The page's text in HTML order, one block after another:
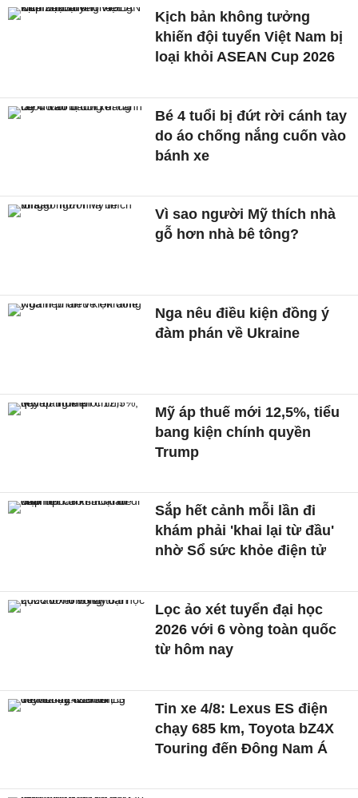
Kịch bản không tưởng
khiến đội tuyển Việt Nam bị
loại khỏi ASEAN Cup 2026
Bé 4 tuổi bị đứt rời cánh tay
do áo chống nắng cuốn vào
bánh xe
Vì sao người Mỹ thích nhà
gỗ hơn nhà bê tông?
Nga nêu điều kiện đồng ý
đàm phán về Ukraine
Mỹ áp thuế mới 12,5%, tiểu
bang kiện chính quyền
Trump
Sắp hết cảnh mỗi lần đi
khám phải 'khai lại từ đầu'
nhờ Sổ sức khỏe điện tử
Lọc ảo xét tuyển đại học
2026 với 6 vòng toàn quốc
từ hôm nay
Tin xe 4/8: Lexus ES điện
chạy 685 km, Toyota bZ4X
Touring đến Đông Nam Á